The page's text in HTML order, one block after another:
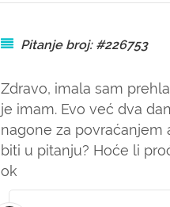
Pitanje broj: #226753
Zdravo, imala sam
je imam. Evo već dva
nagone za povraćanjem
biti u pitanju? Hoće li
ok